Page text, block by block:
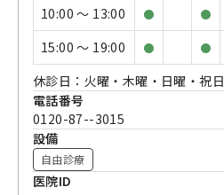
10:00 〜 13:00
● ●
15:00 〜 19:00 ● ●
休診日：火曜・木曜・日曜・祝日
電話番号
0120-87--3015
設備
自由診療
医院ID